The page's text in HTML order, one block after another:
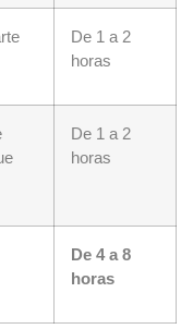
De 1 a 2
horas
De 1 a 2
horas
De 4 a 8
horas